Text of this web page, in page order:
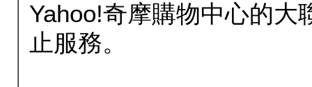
Yahoo!奇摩購物中心的大
止服務。